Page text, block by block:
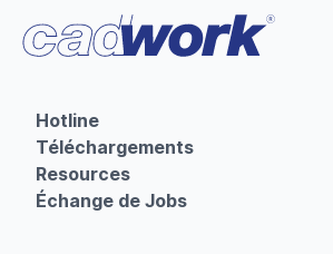
Hotline
Téléchargements
Resources
Échange de Jobs